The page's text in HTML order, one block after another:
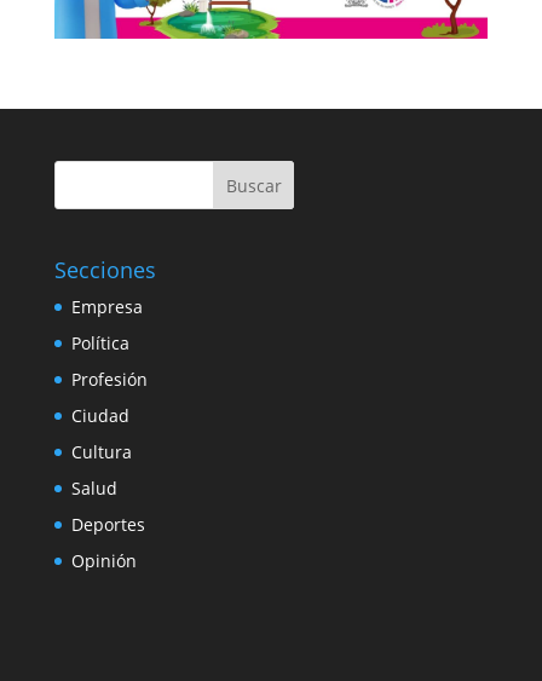
Buscar
Secciones
Empresa
Política
Profesión
Ciudad
Cultura
Salud
Deportes
Opinión